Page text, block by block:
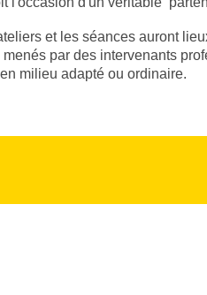
et les séances auront
menés par des intervenants
milieu adapté ou ordinaire.